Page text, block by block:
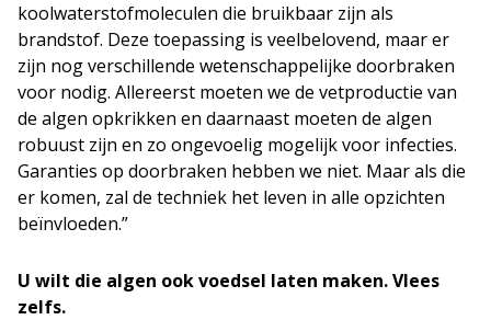
koolwaterstofmoleculen die bruikbaar zijn als
brandstof. Deze toepassing is veelbelovend, maar er
zijn nog verschillende wetenschappelijke doorbraken
voor nodig. Allereerst moeten we de vetproductie van
de algen opkrikken en daarnaast moeten de algen
robuust zijn en zo ongevoelig mogelijk voor infecties.
Garanties op doorbraken hebben we niet. Maar als die
er komen, zal de techniek het leven in alle opzichten
beïnvloeden.”
U wilt die algen ook voedsel laten maken. Vlees
zelfs.